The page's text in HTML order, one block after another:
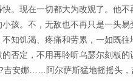
。现在一切都大为改观了。他
孩。不，无敌也不再只是一头
知饥渴、疼痛和劳累，一如既
否定，不用再聆听乌瑟尔刻板
吉安娜……阿尔萨斯猛地摇摇头